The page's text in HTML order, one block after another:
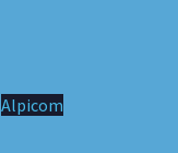
Alpicom